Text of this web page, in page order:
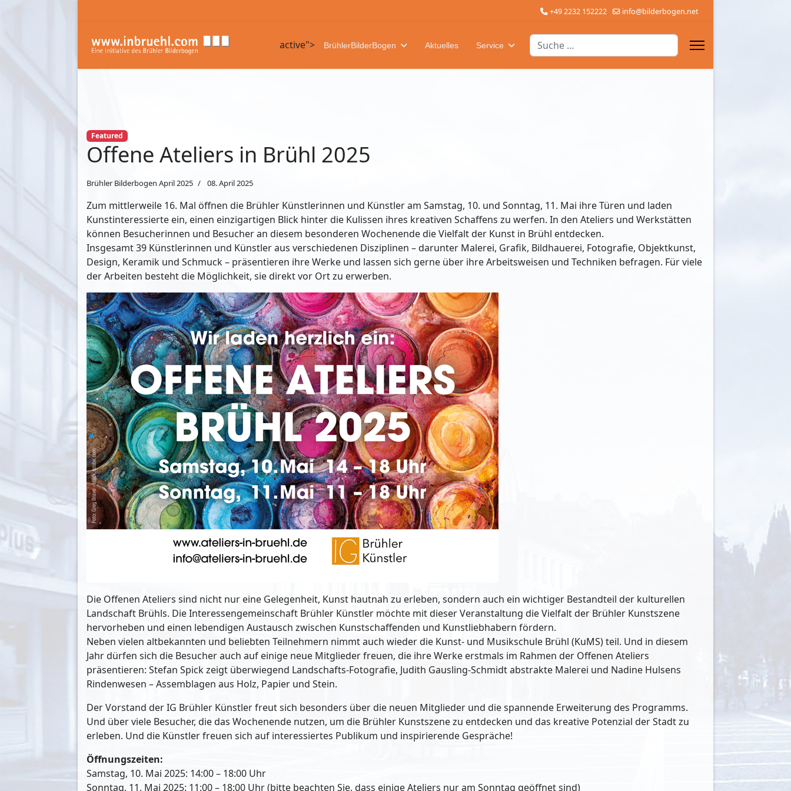
+49 2232 152222 info@bilderbogen.net
active"> BrühlerBilderBogen Aktuelles Service Suchen
Featured
Offene Ateliers in Brühl 2025
Brühler Bilderbogen April 2025 08. April 2025
Zum mittlerweile 16. Mal öffnen die Brühler Künstlerinnen und Künstler am Samstag, 10. und Sonntag, 11. Mai ihre Türen und laden
Kunstinteressierte ein, einen einzigartigen Blick hinter die Kulissen ihres kreativen Schaffens zu werfen. In den Ateliers und Werkstätten
können Besucherinnen und Besucher an diesem besonderen Wochenende die Vielfalt der Kunst in Brühl entdecken.
Insgesamt 39 Künstlerinnen und Künstler aus verschiedenen Disziplinen – darunter Malerei, Grafik, Bildhauerei, Fotografie, Objektkunst,
Design, Keramik und Schmuck – präsentieren ihre Werke und lassen sich gerne über ihre Arbeitsweisen und Techniken befragen. Für viele
der Arbeiten besteht die Möglichkeit, sie direkt vor Ort zu erwerben.
Die Offenen Ateliers sind nicht nur eine Gelegenheit, Kunst hautnah zu erleben, sondern auch ein wichtiger Bestandteil der kulturellen
Landschaft Brühls. Die Interessengemeinschaft Brühler Künstler möchte mit dieser Veranstaltung die Vielfalt der Brühler Kunstszene
hervorheben und einen lebendigen Austausch zwischen Kunstschaffenden und Kunstliebhabern fördern.
Neben vielen altbekannten und beliebten Teilnehmern nimmt auch wieder die Kunst- und Musikschule Brühl (KuMS) teil. Und in diesem
Jahr dürfen sich die Besucher auch auf einige neue Mitglieder freuen, die ihre Werke erstmals im Rahmen der Offenen Ateliers
präsentieren: Stefan Spick zeigt überwiegend Landschafts-Fotografie, Judith Gausling-Schmidt abstrakte Malerei und Nadine Hulsens
Rindenwesen – Assemblagen aus Holz, Papier und Stein.
Der Vorstand der IG Brühler Künstler freut sich besonders über die neuen Mitglieder und die spannende Erweiterung des Programms.
Und über viele Besucher, die das Wochenende nutzen, um die Brühler Kunstszene zu entdecken und das kreative Potenzial der Stadt zu
erleben. Und die Künstler freuen sich auf interessiertes Publikum und inspirierende Gespräche!
Öffnungszeiten:
Samstag, 10. Mai 2025: 14:00 – 18:00 Uhr
Sonntag, 11. Mai 2025: 11:00 – 18:00 Uhr (bitte beachten Sie, dass einige Ateliers nur am Sonntag geöffnet sind)